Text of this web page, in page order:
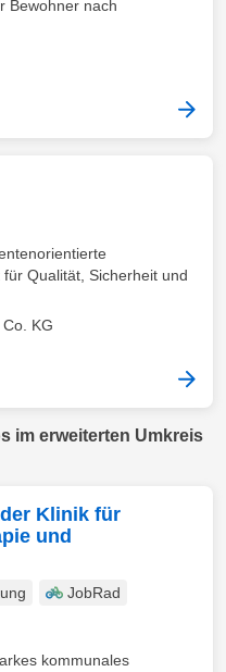
Bewohner nach
für Qualität, Sicherheit und
KG
im erweiterten Umkreis
Klinik für
und
JobRad
kommunales